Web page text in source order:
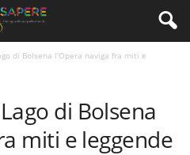
di Bolsena l’Opera naviga fra miti e
di Bolsena
miti e leggende